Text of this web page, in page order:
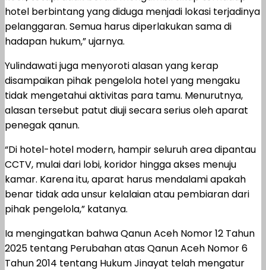
hotel berbintang yang diduga menjadi lokasi terjadinya
pelanggaran. Semua harus diperlakukan sama di
hadapan hukum,” ujarnya.
Yulindawati juga menyoroti alasan yang kerap
disampaikan pihak pengelola hotel yang mengaku
tidak mengetahui aktivitas para tamu. Menurutnya,
alasan tersebut patut diuji secara serius oleh aparat
penegak qanun.
“Di hotel-hotel modern, hampir seluruh area dipantau
CCTV, mulai dari lobi, koridor hingga akses menuju
kamar. Karena itu, aparat harus mendalami apakah
benar tidak ada unsur kelalaian atau pembiaran dari
pihak pengelola,” katanya.
Ia mengingatkan bahwa Qanun Aceh Nomor 12 Tahun
2025 tentang Perubahan atas Qanun Aceh Nomor 6
Tahun 2014 tentang Hukum Jinayat telah mengatur